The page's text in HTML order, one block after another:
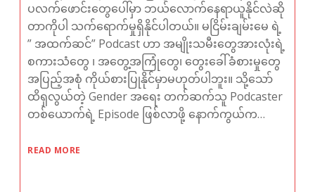
ပလက်ဖောင်းတွေပေါ်မှာ ဘယ်လောက်နေရာယူနိုင်လဲဆို
တာကိုပါ သက်ရောက်မှုရှိနိုင်ပါတယ်။ မငြိမ်းချမ်းမေ ရဲ့
” အထက်ဆင်” Podcast ဟာ အမျိုးသမီးတွေအားလုံးရဲ့
စကားသံတွေ ၊ အတွေ့အကြုံတွေ၊​ တွေးခေါ်ခံစားမှုတွေ
အပြည့်အစုံ ကိုယ်စားပြုနိုင်မှာမဟုတ်ပါဘူး။ သို့သော်
ထိရှလွယ်တဲ့ Gender အရေး တက်ဆက်သူ Podcaster
တစ်ယောက်ရဲ့ Episode ဖြစ်လာဖို့ နောက်ကွယ်က…
READ MORE